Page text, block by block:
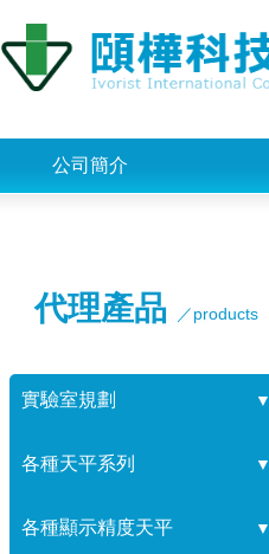
公司簡介
代理產品 ／products
實驗室規劃 ▼
各種天平系列 ▼
各種顯示精度天平 ▼